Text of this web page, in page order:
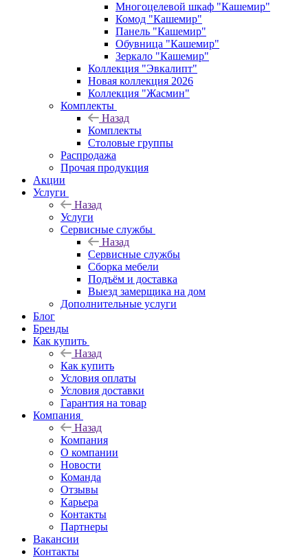
Многоцелевой шкаф "Кашемир"
Комод "Кашемир"
Панель "Кашемир"
Обувница "Кашемир"
Зеркало "Кашемир"
Коллекция "Эвкалипт"
Новая коллекция 2026
Коллекция "Жасмин"
Комплекты
Назад
Комплекты
Столовые группы
Распродажа
Прочая продукция
Акции
Услуги
Назад
Услуги
Сервисные службы
Назад
Сервисные службы
Сборка мебели
Подъём и доставка
Выезд замерщика на дом
Дополнительные услуги
Блог
Бренды
Как купить
Назад
Как купить
Условия оплаты
Условия доставки
Гарантия на товар
Компания
Назад
Компания
О компании
Новости
Команда
Отзывы
Карьера
Контакты
Партнеры
Вакансии
Контакты